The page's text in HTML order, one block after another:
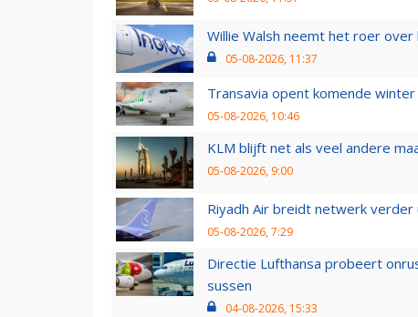
Willie Walsh neemt het roer
05-08-2026, 11:37
Transavia opent komende
05-08-2026, 10:46
KLM blijft net als veel andere
05-08-2026, 9:00
Riyadh Air breidt netwerk
05-08-2026, 7:29
Directie Lufthansa probeert
sussen
04-08-2026, 15:33